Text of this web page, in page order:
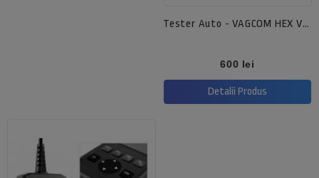
Tester Auto - VAGCOM HEX V23.11
Pret
600 lei
Detalii Produs